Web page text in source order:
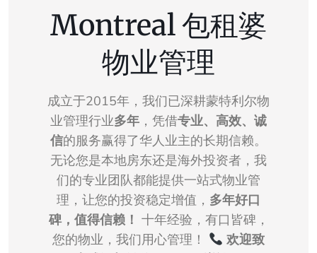
Montreal 包租婆
物业管理
成立于2015年，我们已深耕蒙特利尔物
业管理行业多年 ，凭借专业、高效、诚
信的服务赢得了华人业主的长期信赖。
无论您是本地房东还是海外投资者，我
们的专业团队都能提供一站式物业管
理，让您的投资稳定增值， 多年好口
碑，值得信赖！ 十年经验，有口皆碑，
您的物业，我们用心管理！
欢迎致